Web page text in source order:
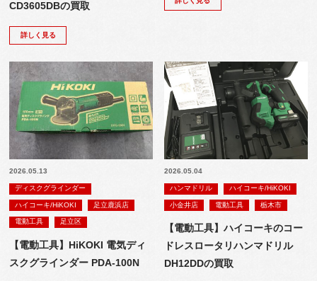
CD3605DBの買取
詳しく見る
2026.05.13
ディスクグラインダー
ハイコーキ/HiKOKI 足立鹿浜店
電動工具 足立区
【電動工具】HiKOKI 電気ディ
スクグラインダー PDA-100N
2026.05.04
ハンマドリル ハイコーキ/HiKOKI
小金井店 電動工具 栃木市
【電動工具】ハイコーキのコー
ドレスロータリハンマドリル
DH12DDの買取